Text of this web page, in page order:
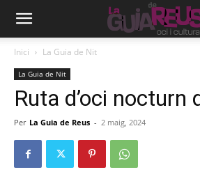
Inici La Guia de Nit
La Guia de Nit
Ruta d’oci nocturn
Per La Guia de Reus - 2 maig, 2024